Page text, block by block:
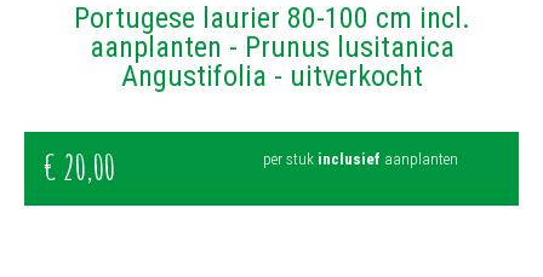
Portugese laurier 80-100 cm incl.
aanplanten - Prunus lusitanica
Angustifolia - uitverkocht
€ 20,00 per stuk inclusief aanplanten